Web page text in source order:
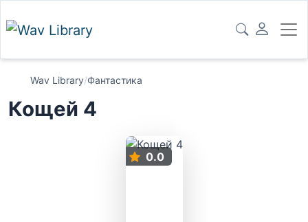
Wav Library/Фантастика
Кощей 4
0.0